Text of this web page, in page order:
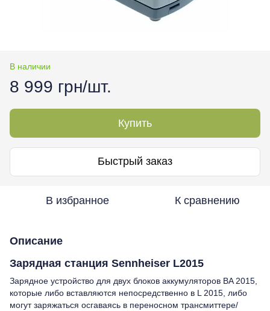
В наличии
8 999 грн/шт.
Купить
Быстрый заказ
В избранное К сравнению
Описание
Зарядная станция Sennheiser L2015
Зарядное устройство для двух блоков аккумуляторов BA 2015,
которые либо вставляются непосредственно в L 2015, либо
могут заряжаться осгаваясь в переносном трансмиттере/